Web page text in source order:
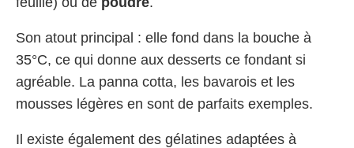
Son atout principal : elle fond dans la bouche à
35°C, ce qui donne aux desserts ce fondant si
agréable. La panna cotta, les bavarois et les
mousses légères en sont de parfaits exemples.
Il existe également des gélatines adaptées à